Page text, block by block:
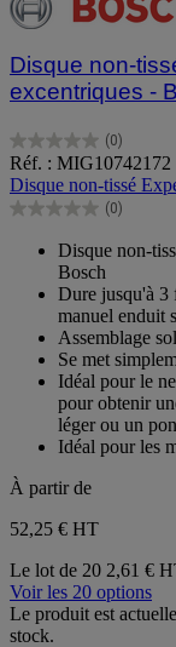
Disque non-
excentriques -
(0)
0.0
sur
5
étoiles.
Réf. : MIG10742172
Disque non-tissé
(0)
0.0
étoiles.
Disque non-
Bosch
Dure jusqu'à 3
manuel enduit
Assemblage
Se met
Idéal pour le
pour obtenir
léger ou un
Idéal pour les
À partir de
52,25 € HT
Le lot de 20 2,61 €
Voir les 20 options
Le produit est
stock.